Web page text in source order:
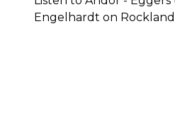
Engelhardt on Rockland